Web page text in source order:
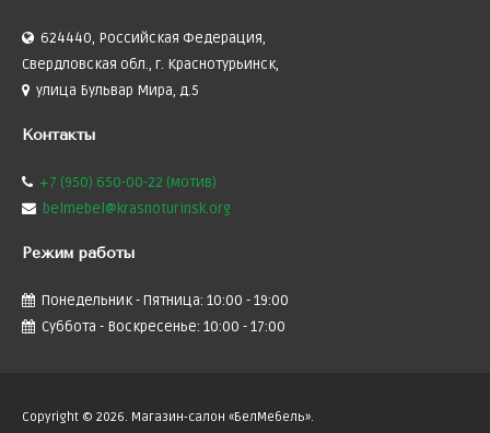
624440, Российская Федерация,
Свердловская обл., г. Краснотурьинск,
улица Бульвар Мира, д.5
Контакты
+7 (950) 650-00-22 (мотив)
belmebel@krasnoturinsk.org
Режим работы
Понедельник - Пятница: 10:00 - 19:00
Суббота - Воскресенье: 10:00 - 17:00
Copyright © 2026. Магазин-салон «БелМебель».